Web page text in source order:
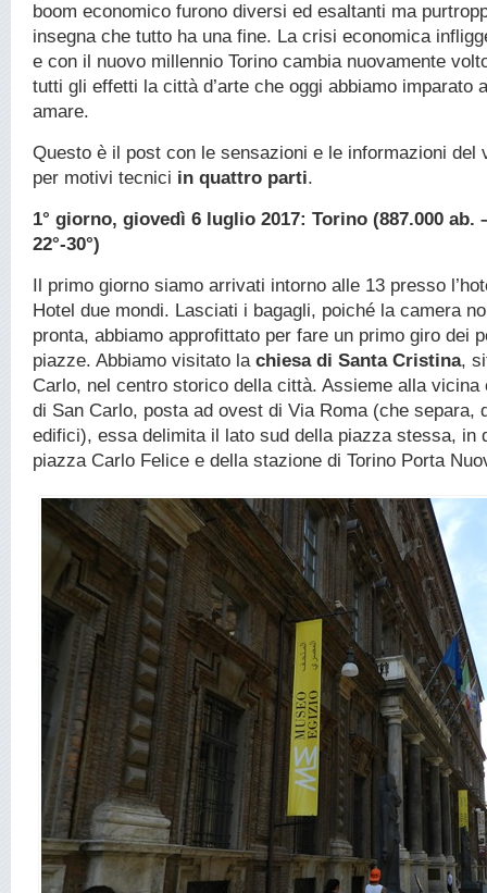
boom economico furono diversi ed esaltanti ma
insegna che tutto ha una fine. La crisi economica
e con il nuovo millennio Torino cambia nuovamente
tutti gli effetti la città d’arte che oggi abbiamo imparato
amare.
Questo è il post con le sensazioni e le informazioni del
per motivi tecnici in quattro parti.
1° giorno, giovedì 6 luglio 2017: Torino (887.000 ab.
22°-30°)
Il primo giorno siamo arrivati intorno alle 13 presso
Hotel due mondi. Lasciati i bagagli, poiché la camera
pronta, abbiamo approfittato per fare un primo giro dei
piazze. Abbiamo visitato la chiesa di Santa Cristina,
Carlo, nel centro storico della città. Assieme alla vicina
di San Carlo, posta ad ovest di Via Roma (che separa,
edifici), essa delimita il lato sud della piazza stessa, in
piazza Carlo Felice e della stazione di Torino Porta